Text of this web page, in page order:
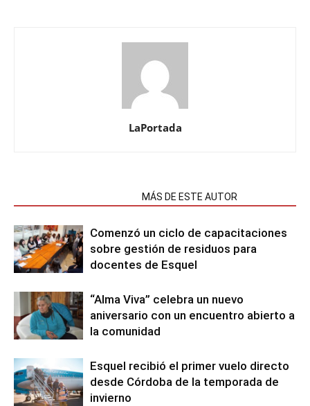
LaPortada
MÁS DE ESTE AUTOR
Comenzó un ciclo de capacitaciones
sobre gestión de residuos para
docentes de Esquel
“Alma Viva” celebra un nuevo
aniversario con un encuentro abierto a
la comunidad
Esquel recibió el primer vuelo directo
desde Córdoba de la temporada de
invierno